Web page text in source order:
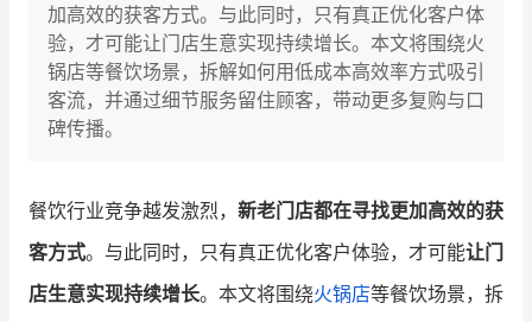
增长产品指南
智库 产品场景库
产品更新动态
品牌消费观
新零售资讯
加高效的获客方式。与此同时，只有真正优化客户体
验，才可能让门店生意实现持续增长。本文将围绕火
锅店等餐饮场景，拆解如何用低成本高效率方式吸引
客流，并通过细节服务留住顾客，带动更多复购与口
碑传播。
餐饮行业竞争越发激烈， 新老门店都在寻找更加高效的获
客方式。与此同时，只有真正优化客户体验，才可能让门
店生意实现持续增长。本文将围绕火锅店等餐饮场景，拆